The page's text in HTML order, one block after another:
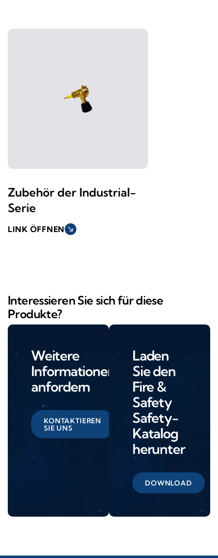
Zubehör der Industrial-
Serie
LINK ÖFFNEN south_east
Interessieren Sie sich für diese
Produkte?
Weitere
Informationen
anfordern
KONTAKTIEREN
SIE UNS
Laden
Sie den
Fire &
Safety
Safety-
Katalog
herunter
DOWNLOAD